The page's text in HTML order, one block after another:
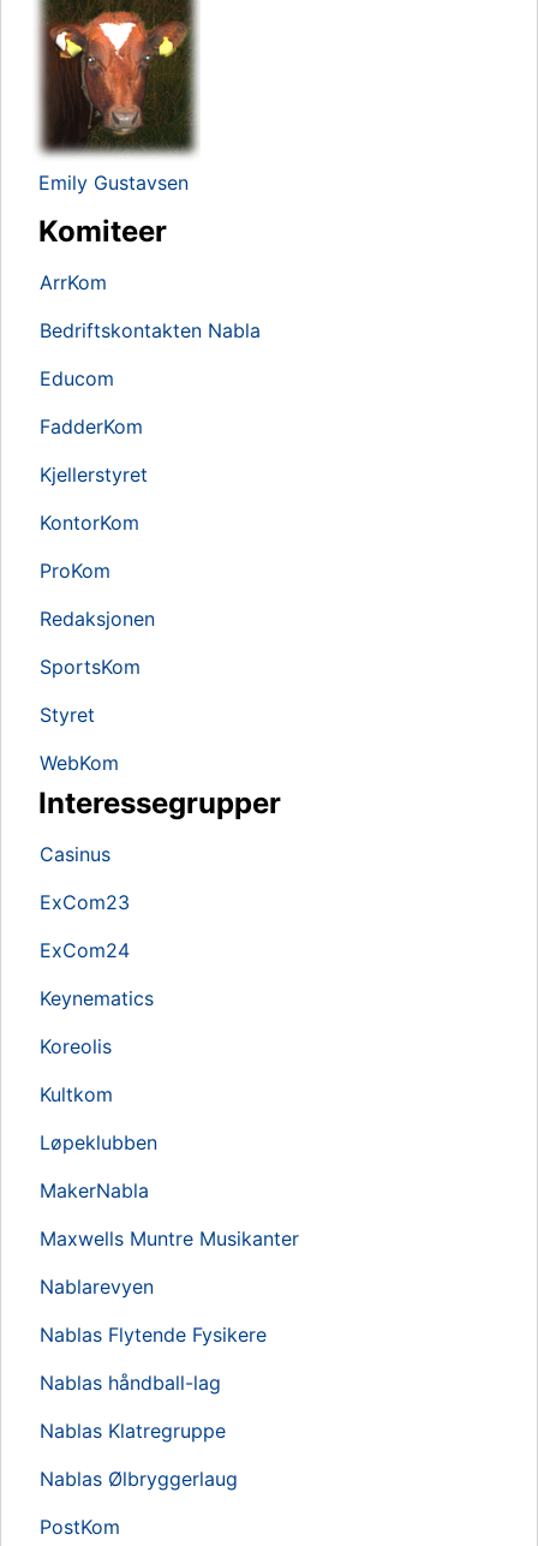
Emily Gustavsen
Komiteer
ArrKom
Bedriftskontakten Nabla
Educom
FadderKom
Kjellerstyret
KontorKom
ProKom
Redaksjonen
SportsKom
Styret
WebKom
Interessegrupper
Casinus
ExCom23
ExCom24
Keynematics
Koreolis
Kultkom
Løpeklubben
MakerNabla
Maxwells Muntre Musikanter
Nablarevyen
Nablas Flytende Fysikere
Nablas håndball-lag
Nablas Klatregruppe
Nablas Ølbryggerlaug
PostKom